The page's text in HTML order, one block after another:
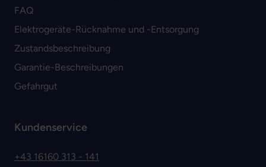
FAQ
Elektrogeräte-Rücknahme und -Entsorgung
Zustandsbeschreibung
Garantie-Beschreibungen
Gefahrgut
Kundenservice
+43 16160 313 - 141